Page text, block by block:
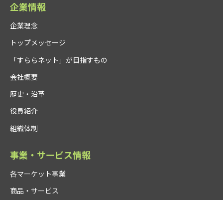
経済産業省「探究的な学び支援補助金2023」実証事業
者に採択
2023年11月
経済産業省「未来の教室」実証事業テーマEdTechを利
ル創出に採択（三重県立工業系高校との取り組み）
2024年3月
株式会社ウィザスと業務提携
2024年4月
援事業者に採択
2024年12月
経済産業省の令和5年度補正「グローバルサウス未来
企業情報
企業理念
トップメッセージ
「すららネット」が目指すもの
会社概要
歴史・沿革
役員紹介
組織体制
事業・サービス情報
各マーケット事業
商品・サービス